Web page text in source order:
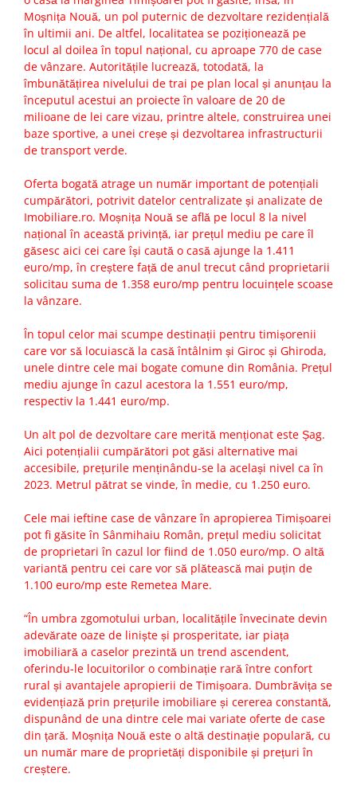
Moșnița Nouă, un pol puternic de dezvoltare rezidențială
în ultimii ani. De altfel, localitatea se poziționează pe
locul al doilea în topul național, cu aproape 770 de case
de vânzare. Autoritățile lucrează, totodată, la
îmbunătățirea nivelului de trai pe plan local și anunțau la
începutul acestui an proiecte în valoare de 20 de
milioane de lei care vizau, printre altele, construirea unei
baze sportive, a unei creșe și dezvoltarea infrastructurii
de transport verde.
Oferta bogată atrage un număr important de potențiali
cumpărători, potrivit datelor centralizate și analizate de
Imobiliare.ro. Moșnița Nouă se află pe locul 8 la nivel
național în această privință, iar prețul mediu pe care îl
găsesc aici cei care își caută o casă ajunge la 1.411
euro/mp, în creștere față de anul trecut când proprietarii
solicitau suma de 1.358 euro/mp pentru locuințele scoase
la vânzare.
În topul celor mai scumpe destinații pentru timișorenii
care vor să locuiască la casă întâlnim și Giroc și Ghiroda,
unele dintre cele mai bogate comune din România. Prețul
mediu ajunge în cazul acestora la 1.551 euro/mp,
respectiv la 1.441 euro/mp.
Un alt pol de dezvoltare care merită menționat este Șag.
Aici potențialii cumpărători pot găsi alternative mai
accesibile, prețurile menținându-se la același nivel ca în
2023. Metrul pătrat se vinde, în medie, cu 1.250 euro.
Cele mai ieftine case de vânzare în apropierea Timișoarei
pot fi găsite în Sânmihaiu Român, prețul mediu solicitat
de proprietari în cazul lor fiind de 1.050 euro/mp. O altă
variantă pentru cei care vor să plătească mai puțin de
1.100 euro/mp este Remetea Mare.
“În umbra zgomotului urban, localitățile învecinate devin
adevărate oaze de liniște și prosperitate, iar piața
imobiliară a caselor prezintă un trend ascendent,
oferindu-le locuitorilor o combinație rară între confort
rural și avantajele apropierii de Timișoara. Dumbrăvița se
evidențiază prin prețurile imobiliare și cererea constantă,
dispunând de una dintre cele mai variate oferte de case
din țară. Moșnița Nouă este o altă destinație populară, cu
un număr mare de proprietăți disponibile și prețuri în
creștere.